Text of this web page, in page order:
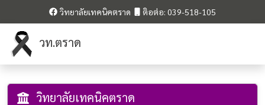
วิทยาลัยเทคนิคตราด ติอต่อ: 039-518-105
วท.ตราด
วิทยาลัยเทคนิคตราด